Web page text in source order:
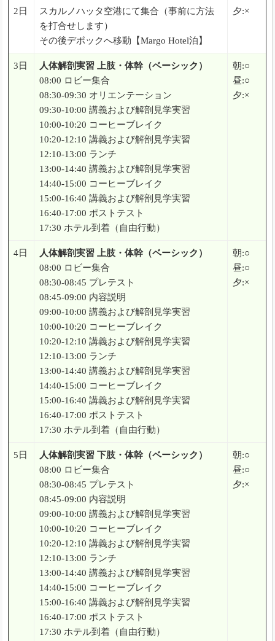
2日
スカルノハッタ空港にて集合（事前に方法
を打合せします）
その後デポックへ移動【Margo Hotel泊】
夕:×
3日
人体解剖実習 上肢・体幹（ベーシック）
08:00 ロビー集合
08:30-09:30 オリエンテーション
09:30-10:00 講義および解剖見学実習
10:00-10:20 コーヒーブレイク
10:20-12:10 講義および解剖見学実習
12:10-13:00 ランチ
13:00-14:40 講義および解剖見学実習
14:40-15:00 コーヒーブレイク
15:00-16:40 講義および解剖見学実習
16:40-17:00 ポストテスト
17:30 ホテル到着（自由行動）
朝:○
昼:○
夕:×
4日
人体解剖実習 上肢・体幹（ベーシック）
08:00 ロビー集合
08:30-08:45 プレテスト
08:45-09:00 内容説明
09:00-10:00 講義および解剖見学実習
10:00-10:20 コーヒーブレイク
10:20-12:10 講義および解剖見学実習
12:10-13:00 ランチ
13:00-14:40 講義および解剖見学実習
14:40-15:00 コーヒーブレイク
15:00-16:40 講義および解剖見学実習
16:40-17:00 ポストテスト
17:30 ホテル到着（自由行動）
朝:○
昼:○
夕:×
5日
人体解剖実習 下肢・体幹（ベーシック）
08:00 ロビー集合
08:30-08:45 プレテスト
08:45-09:00 内容説明
09:00-10:00 講義および解剖見学実習
10:00-10:20 コーヒーブレイク
10:20-12:10 講義および解剖見学実習
12:10-13:00 ランチ
13:00-14:40 講義および解剖見学実習
14:40-15:00 コーヒーブレイク
15:00-16:40 講義および解剖見学実習
16:40-17:00 ポストテスト
17:30 ホテル到着（自由行動）
朝:○
昼:○
夕:×